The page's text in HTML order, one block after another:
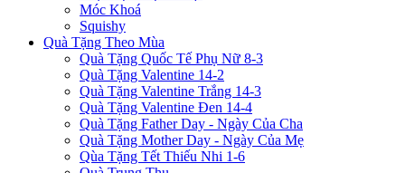
Móc Khoá
Squishy
Quà Tặng Theo Mùa
Quà Tặng Quốc Tế Phụ Nữ 8-3
Quà Tặng Valentine 14-2
Quà Tặng Valentine Trắng 14-3
Quà Tặng Valentine Đen 14-4
Quà Tặng Father Day - Ngày Của Cha
Quà Tặng Mother Day - Ngày Của Mẹ
Qùa Tặng Tết Thiếu Nhi 1-6